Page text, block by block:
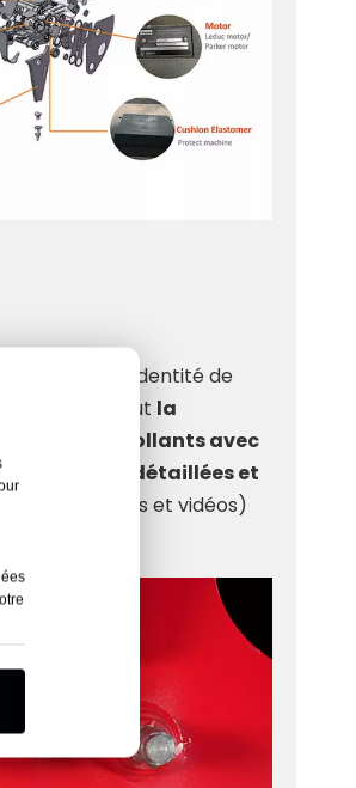
à leur identité de
. Cela inclut la
des autocollants avec
visuelles détaillées et
(photos et vidéos)